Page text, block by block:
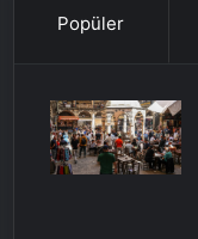
Popüler